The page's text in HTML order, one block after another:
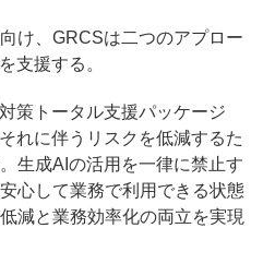
け、GRCSは二つのアプロー
支援する。
策トータル支援パッケージ
れに伴うリスクを低減するた
生成AIの活用を一律に禁止す
心して業務で利用できる状態
減と業務効率化の両立を実現